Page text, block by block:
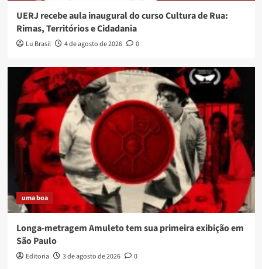
UERJ recebe aula inaugural do curso Cultura de Rua:
Rimas, Territórios e Cidadania
Lu Brasil 4 de agosto de 2026 0
uma boa
Longa-metragem Amuleto tem sua primeira exibição em
São Paulo
Editoria 3 de agosto de 2026 0